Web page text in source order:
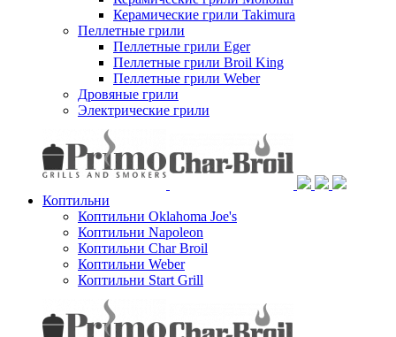
Керамические грили Takimura
Пеллетные грили
Пеллетные грили Eger
Пеллетные грили Broil King
Пеллетные грили Weber
Дровяные грили
Электрические грили
Коптильни
Коптильни Oklahoma Joe's
Коптильни Napoleon
Коптильни Char Broil
Коптильни Weber
Коптильни Start Grill